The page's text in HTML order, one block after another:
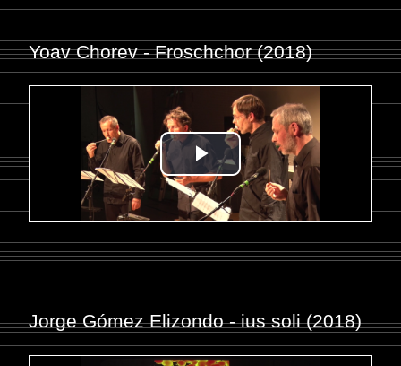
Yoav Chorev - Froschchor (2018)
Jorge Gómez Elizondo - ius soli (2018)